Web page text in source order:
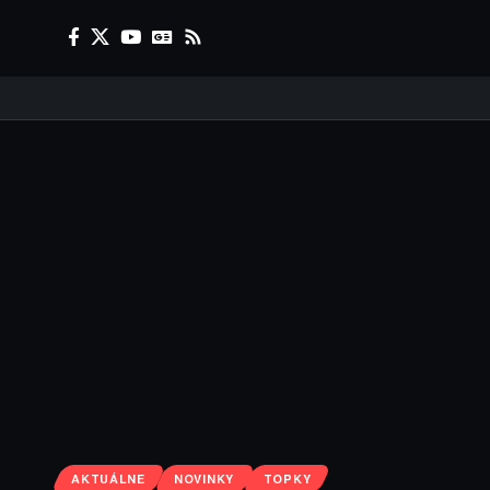
AKTUÁLNE NOVINKY TOPKY